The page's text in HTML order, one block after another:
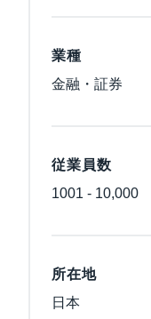
業種
金融・証券
従業員数
1001 - 10,000
所在地
日本